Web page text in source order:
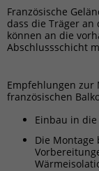
Französische
dass die Träger
können an die
Abschlussschicht
Empfehlungen zur
französischen
Einbau in
Die Montage